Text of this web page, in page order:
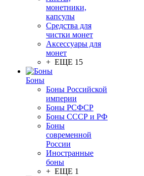
монетники,
капсулы
Средства для
чистки монет
Аксессуары для
монет
+ ЕЩЕ 15
Боны
Боны Российской
империи
Боны РСФСР
Боны СССР и РФ
Боны
современной
России
Иностранные
боны
+ ЕЩЕ 1